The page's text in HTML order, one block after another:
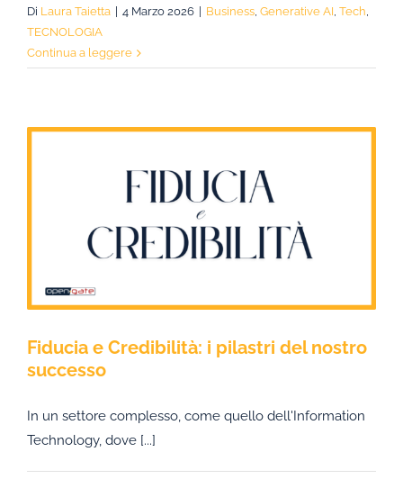
Di Laura Taietta 4 Marzo 2026 Business, Generative AI, Tech,
TECNOLOGIA
Continua a leggere
Fiducia e Credibilità: i pilastri del nostro
successo
In un settore complesso, come quello dell'Information
Technology, dove [...]